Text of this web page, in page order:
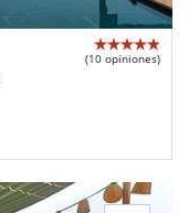
(10 opiniones)